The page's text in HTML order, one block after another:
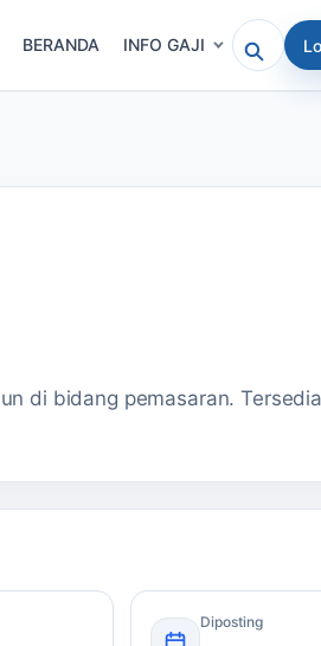
BERANDA INFO GAJI
Cari artikel
di bidang pemasaran.
Diposting